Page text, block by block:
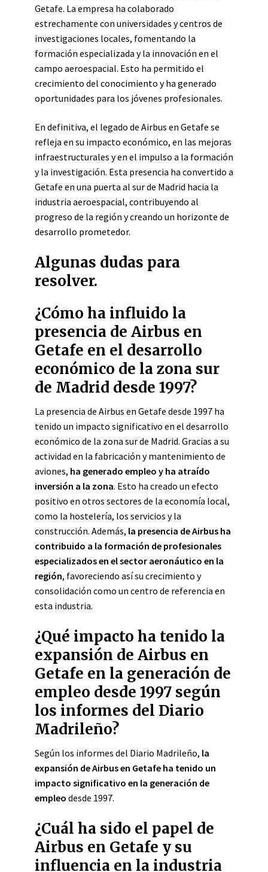
Getafe. La empresa ha colaborado
estrechamente con universidades y centros de
investigaciones locales, fomentando la
formación especializada y la innovación en el
campo aeroespacial. Esto ha permitido el
crecimiento del conocimiento y ha generado
oportunidades para los jóvenes profesionales.
En definitiva, el legado de Airbus en Getafe se
refleja en su impacto económico, en las mejoras
infraestructurales y en el impulso a la formación
y la investigación. Esta presencia ha convertido a
Getafe en una puerta al sur de Madrid hacia la
industria aeroespacial, contribuyendo al
progreso de la región y creando un horizonte de
desarrollo prometedor.
Algunas dudas para
resolver.
¿Cómo ha influido la
presencia de Airbus en
Getafe en el desarrollo
económico de la zona sur
de Madrid desde 1997?
La presencia de Airbus en Getafe desde 1997 ha
tenido un impacto significativo en el desarrollo
económico de la zona sur de Madrid. Gracias a su
actividad en la fabricación y mantenimiento de
aviones, ha generado empleo y ha atraído
inversión a la zona. Esto ha creado un efecto
positivo en otros sectores de la economía local,
como la hostelería, los servicios y la
construcción. Además, la presencia de Airbus ha
contribuido a la formación de profesionales
especializados en el sector aeronáutico en la
región, favoreciendo así su crecimiento y
consolidación como un centro de referencia en
esta industria.
¿Qué impacto ha tenido la
expansión de Airbus en
Getafe en la generación de
empleo desde 1997 según
los informes del Diario
Madrileño?
Según los informes del Diario Madrileño, la
expansión de Airbus en Getafe ha tenido un
impacto significativo en la generación de
empleo desde 1997.
¿Cuál ha sido el papel de
Airbus en Getafe y su
influencia en la industria